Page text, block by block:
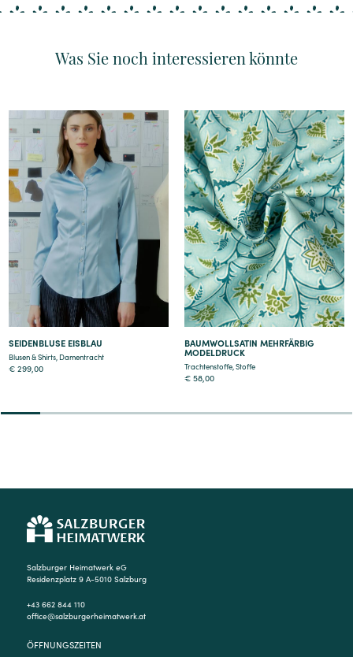
Was Sie noch interessieren könnte
Details
SEIDENBLUSE EISBLAU
Blusen & Shirts, Damentracht
€ 299,00
Details
BAUMWOLLSATIN MEHRFÄRBIG
MODELDRUCK
Trachtenstoffe,Stoffe
€ 58,00
2 3 4 5 6 7 8 9
Salzburger Heimatwerk eG
Residenzplatz 9 A-5010 Salzburg
+43 662 844 110
office@salzburgerheimatwerk.at
ÖFFNUNGSZEITEN